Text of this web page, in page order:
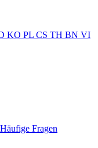
KO PL CS TH BN VI
Häufige Fragen